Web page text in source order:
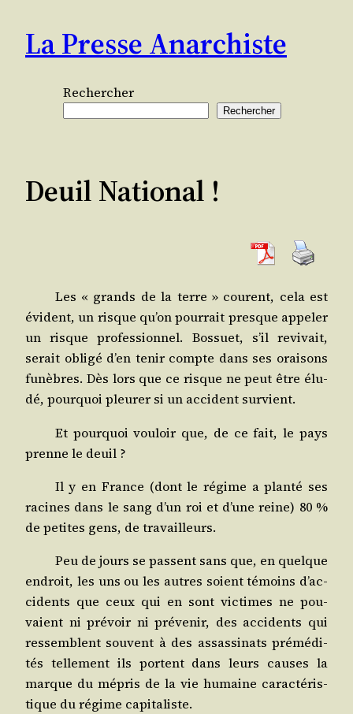
contenu
La Presse Anarchiste
Rechercher
Rechercher
Deuil National !
Les « grands de la terre » courent, cela est
évident, un risque qu’on pour­rait presque appe­ler
un risque pro­fes­sion­nel. Bos­suet, s’il revi­vait,
serait obli­gé d’en tenir compte dans ses orai­sons
funèbres. Dès lors que ce risque ne peut être élu­
dé, pour­quoi pleu­rer si un acci­dent survient.
Et pour­quoi vou­loir que, de ce fait, le pays
prenne le deuil ?
Il y en France (dont le régime a plan­té ses
racines dans le sang d’un roi et d’une reine) 80 %
de petites gens, de travailleurs.
Peu de jours se passent sans que, en quelque
endroit, les uns ou les autres soient témoins d’ac­
ci­dents que ceux qui en sont vic­times ne pou­
vaient ni pré­voir ni pré­ve­nir, des acci­dents qui
res­semblent sou­vent à des assas­si­nats pré­mé­di­
tés tel­le­ment ils portent dans leurs causes la
marque du mépris de la vie humaine carac­té­ris­
tique du régime capitaliste.